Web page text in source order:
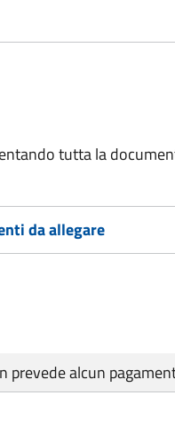
tutta la
da allegare
prevede alcun